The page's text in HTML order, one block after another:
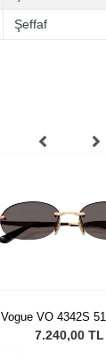
Şeffaf
Vogue VO 4342S
55 Kadın Güneş
7.240,00 TL